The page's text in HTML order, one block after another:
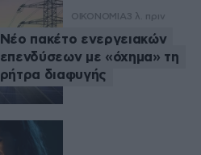
ΟΙΚΟΝΟΜΙΑ3 λ. πριν
Νέο πακέτο ενεργειακών
επενδύσεων με «όχημα» τη
ρήτρα διαφυγής